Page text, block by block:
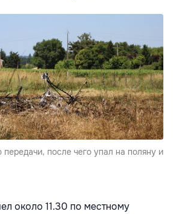
после чего упал на поляну и
около 11.30 по местному